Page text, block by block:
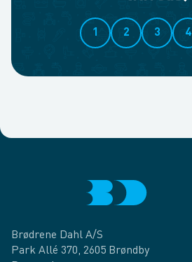
1 2 3 4
Brødrene Dahl A/S
Park Allé 370, 2605 Brøndby